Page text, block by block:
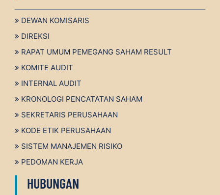
DEWAN KOMISARIS
DIREKSI
RAPAT UMUM PEMEGANG SAHAM RESULT
KOMITE AUDIT
INTERNAL AUDIT
KRONOLOGI PENCATATAN SAHAM
SEKRETARIS PERUSAHAAN
KODE ETIK PERUSAHAAN
SISTEM MANAJEMEN RISIKO
PEDOMAN KERJA
HUBUNGAN